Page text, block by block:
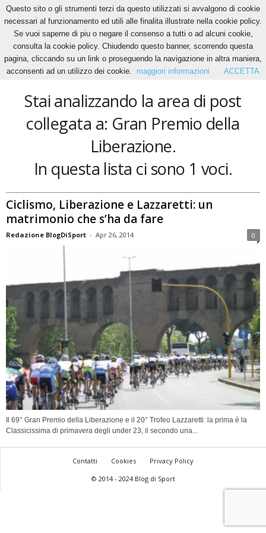
Home Tags Gran Premio della Liberazione
Gran Premio della Liberazione
Stai analizzando la area di post
collegata a: Gran Premio della
Liberazione.
In questa lista ci sono 1 voci.
Ciclismo, Liberazione e Lazzaretti: un
matrimonio che s’ha da fare
Redazione BlogDiSport - Apr 26, 2014 0
Il 69° Gran Premio della Liberazione e il 20° Trofeo Lazzaretti: la prima è la
Classicissima di primavera degli under 23, il secondo una...
Contatti Cookies
Privacy Policy
© 2014 - 2024 Blog di Sport
Questo sito o gli strumenti terzi da questo utilizzati si avvalgono di cookie
necessari al funzionamento ed utili alle finalita illustrate nella cookie policy.
Se vuoi saperne di piu o negare il consenso a tutti o ad alcuni cookie,
consulta la cookie policy. Chiudendo questo banner, scorrendo questa
pagina, cliccando su un link o proseguendo la navigazione in altra maniera,
acconsenti ad un utilizzo dei cookie.
maggiori informazioni ACCETTA